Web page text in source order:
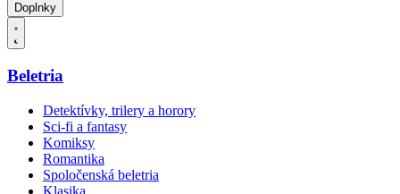
Doplnky
Beletria
Detektívky, trilery a horory
Sci-fi a fantasy
Komiksy
Romantika
Spoločenská beletria
Klasika